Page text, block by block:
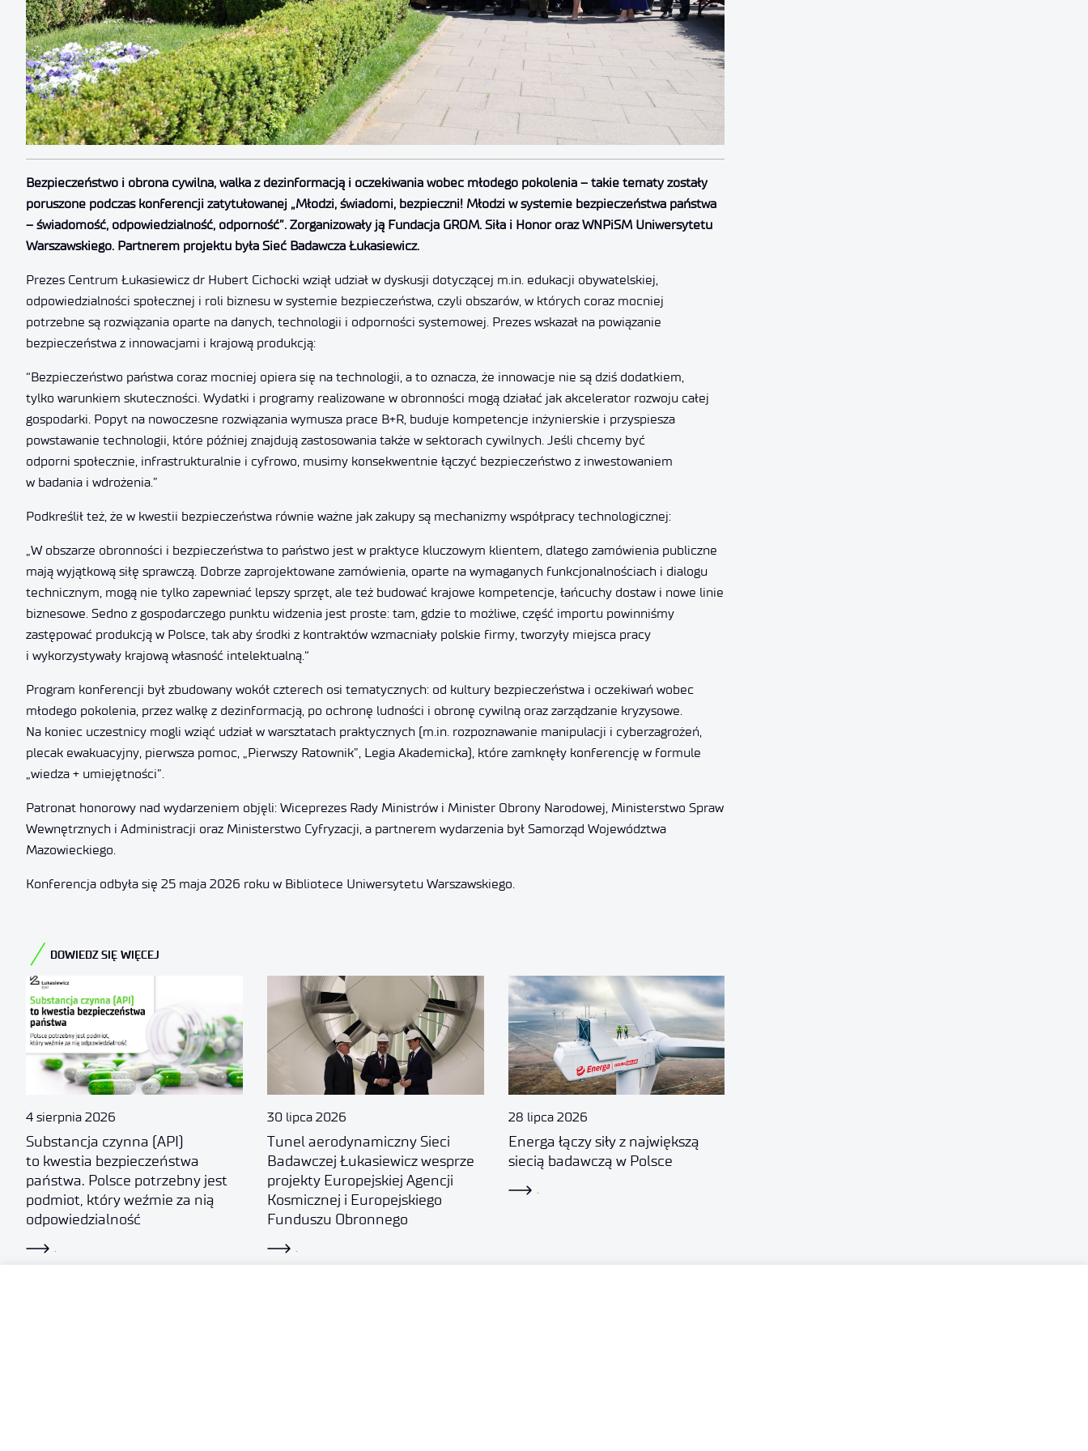
Bezpieczeństwo i obrona cywilna, walka z dezinformacją i oczekiwania wobec młodego pokolenia – takie tematy zostały
poruszone podczas konferencji zatytułowanej „Młodzi, świadomi, bezpieczni! Młodzi w systemie bezpieczeństwa państwa
– świadomość, odpowiedzialność, odporność”. Zorganizowały ją Fundacja GROM. Siła i Honor oraz WNPiSM Uniwersytetu
Warszawskiego. Partnerem projektu była Sieć Badawcza Łukasiewicz.
Prezes Centrum Łukasiewicz dr Hubert Cichocki wziął udział w dyskusji dotyczącej m.in. edukacji obywatelskiej,
odpowiedzialności społecznej i roli biznesu w systemie bezpieczeństwa, czyli obszarów, w których coraz mocniej
potrzebne są rozwiązania oparte na danych, technologii i odporności systemowej. Prezes wskazał na powiązanie
bezpieczeństwa z innowacjami i krajową produkcją:
“Bezpieczeństwo państwa coraz mocniej opiera się na technologii, a to oznacza, że innowacje nie są dziś dodatkiem,
tylko warunkiem skuteczności. Wydatki i programy realizowane w obronności mogą działać jak akcelerator rozwoju całej
gospodarki. Popyt na nowoczesne rozwiązania wymusza prace B+R, buduje kompetencje inżynierskie i przyspiesza
powstawanie technologii, które później znajdują zastosowania także w sektorach cywilnych. Jeśli chcemy być
odporni społecznie, infrastrukturalnie i cyfrowo, musimy konsekwentnie łączyć bezpieczeństwo z inwestowaniem
w badania i wdrożenia.”
Podkreślił też, że w kwestii bezpieczeństwa równie ważne jak zakupy są mechanizmy współpracy technologicznej:
„W obszarze obronności i bezpieczeństwa to państwo jest w praktyce kluczowym klientem, dlatego zamówienia publiczne
mają wyjątkową siłę sprawczą. Dobrze zaprojektowane zamówienia, oparte na wymaganych funkcjonalnościach i dialogu
technicznym, mogą nie tylko zapewniać lepszy sprzęt, ale też budować krajowe kompetencje, łańcuchy dostaw i nowe linie
biznesowe. Sedno z gospodarczego punktu widzenia jest proste: tam, gdzie to możliwe, część importu powinniśmy
zastępować produkcją w Polsce, tak aby środki z kontraktów wzmacniały polskie firmy, tworzyły miejsca pracy
i wykorzystywały krajową własność intelektualną.“
Program konferencji był zbudowany wokół czterech osi tematycznych: od kultury bezpieczeństwa i oczekiwań wobec
młodego pokolenia, przez walkę z dezinformacją, po ochronę ludności i obronę cywilną oraz zarządzanie kryzysowe.
Na koniec uczestnicy mogli wziąć udział w warsztatach praktycznych (m.in. rozpoznawanie manipulacji i cyberzagrożeń,
plecak ewakuacyjny, pierwsza pomoc, „Pierwszy Ratownik”, Legia Akademicka), które zamknęły konferencję w formule
„wiedza + umiejętności”.
Patronat honorowy nad wydarzeniem objęli: Wiceprezes Rady Ministrów i Minister Obrony Narodowej, Ministerstwo Spraw
Wewnętrznych i Administracji oraz Ministerstwo Cyfryzacji, a partnerem wydarzenia był Samorząd Województwa
Mazowieckiego.
Konferencja odbyła się 25 maja 2026 roku w Bibliotece Uniwersytetu Warszawskiego.
DOWIEDZ SIĘ WIĘCEJ
Substancja czynna (API)
to kwestia bezpieczeństwa
państwa. Polsce potrzebny jest
podmiot, który weźmie za nią
odpowiedzialność
4 sierpnia 2026
.
Tunel aerodynamiczny Sieci
Badawczej Łukasiewicz wesprze
projekty Europejskiej Agencji
Kosmicznej i Europejskiego
Funduszu Obronnego
30 lipca 2026
.
Energa łączy siły z największą
siecią badawczą w Polsce
28 lipca 2026
.